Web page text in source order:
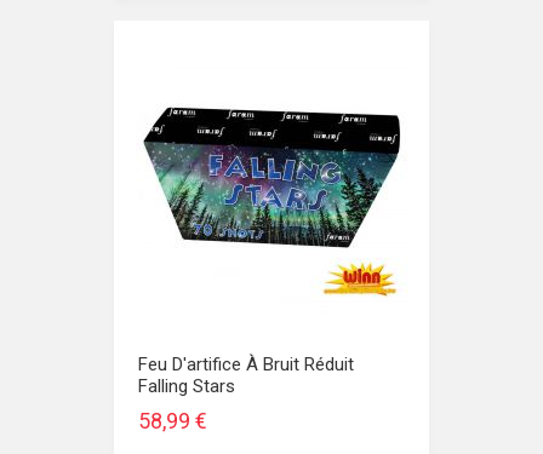
Feu D'artifice À Bruit Réduit
Falling Stars
58,99 €